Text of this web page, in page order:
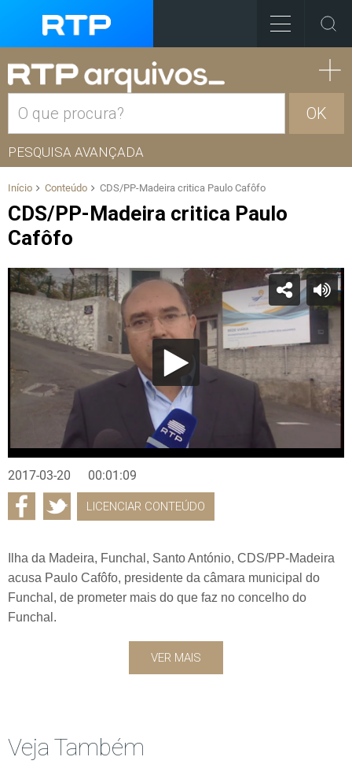
OK
PESQUISA AVANÇADA
Início Conteúdo CDS/PP-Madeira critica Paulo Cafôfo
CDS/PP-Madeira critica Paulo
Cafôfo
2017-03-20 00:01:09
LICENCIAR CONTEÚDO
Ilha da Madeira, Funchal, Santo António, CDS/PP-Madeira
acusa Paulo Cafôfo, presidente da câmara municipal do
Funchal, de prometer mais do que faz no concelho do
Funchal.
VER MAIS
Veja Também